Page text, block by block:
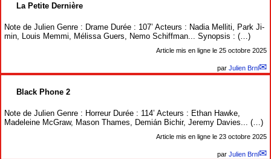
La Petite Dernière
Note de Julien Genre : Drame Durée : 107’ Acteurs : Nadia Melliti, Park Ji-
min, Louis Memmi, Mélissa Guers, Nemo Schiffman... Synopsis : (…)
Article mis en ligne le 25 octobre 2025
par Julien Brnl
Black Phone 2
Note de Julien Genre : Horreur Durée : 114’ Acteurs : Ethan Hawke,
Madeleine McGraw, Mason Thames, Demián Bichir, Jeremy Davies... (…)
Article mis en ligne le 23 octobre 2025
par Julien Brnl